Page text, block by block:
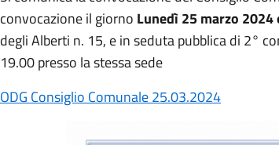
convocazione il giorno Lunedì 25 marzo 2024
degli Alberti n. 15, e in seduta pubblica di 2°
19.00 presso la stessa sede
ODG Consiglio Comunale 25.03.2024